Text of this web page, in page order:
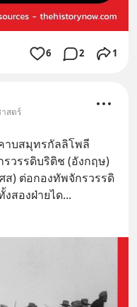
6 2 1
สตร์
าบสมุทรกัลลิโพลี
วรรดิบริติช (อังกฤษ)
ส) ต่อกองทัพจักรวรรดิ
สองฝ่ายได...